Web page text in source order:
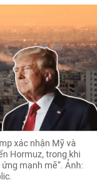
xác nhận Mỹ và
Hormuz, trong khi
mạnh mẽ”. Ảnh: